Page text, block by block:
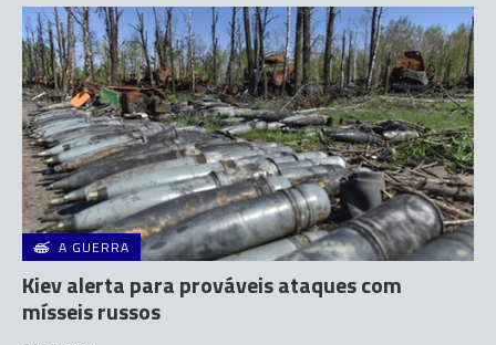
A GUERRA
Kiev alerta para prováveis ataques com
mísseis russos